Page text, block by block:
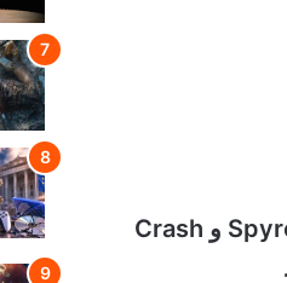
إشاعة: أجزاء جديدة من Spyro و Crash